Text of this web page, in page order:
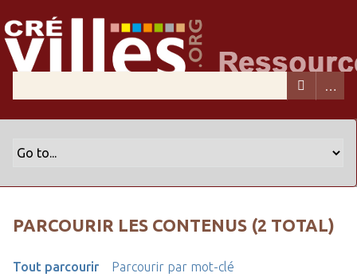
PARCOURIR LES CONTENUS (2 TOTAL)
Tout parcourir
Parcourir par mot-clé